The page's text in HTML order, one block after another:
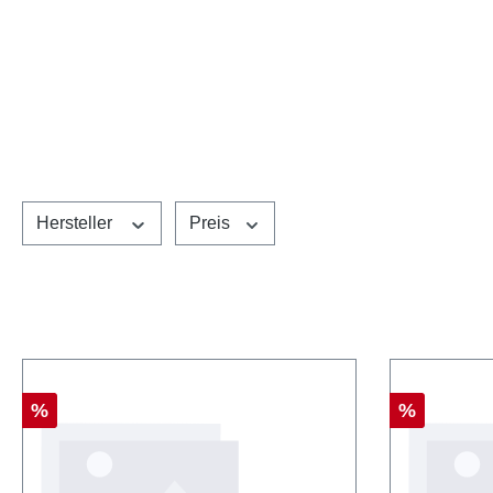
Hersteller Preis
Rabatt
% Rabatt
%